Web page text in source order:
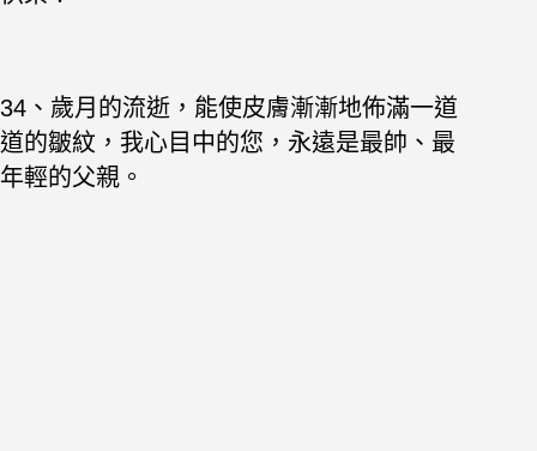
34、歲月的流逝，能使皮膚漸漸地佈滿一道
道的皺紋，我心目中的您，永遠是最帥、最
年輕的父親。